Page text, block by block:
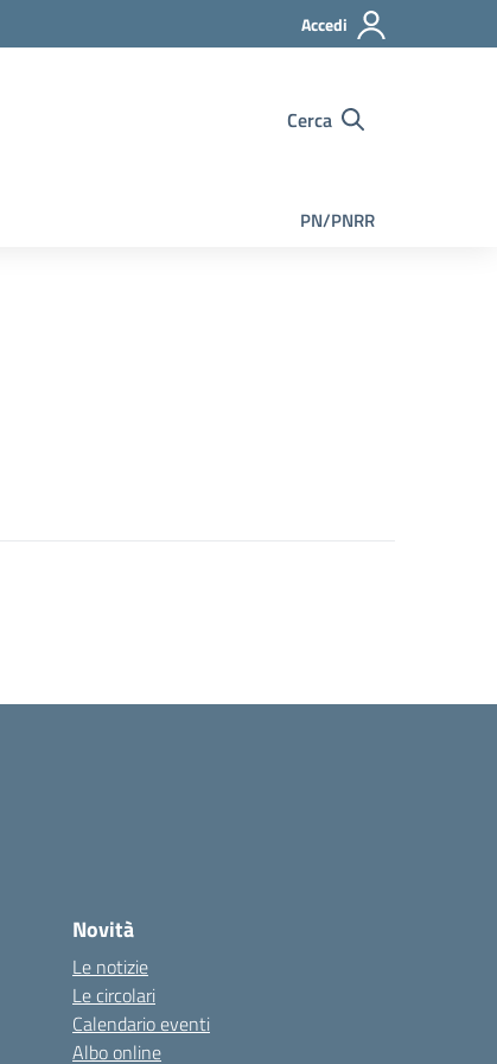
Accedi
Cerca
PN/PNRR
Novità
Le notizie
Le circolari
Calendario eventi
Albo online